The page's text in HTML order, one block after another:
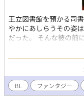
王立図書館を預かる司
やかにあしらうその姿
だった。 そんな彼の前
王子レオルド。 剣の申
としない。 問い詰めれ
る。 皮肉を浴びせな
えることにした。 炎の
た司書。 交わらぬはず
らぎを生み、王国の未
BL ファンタジー